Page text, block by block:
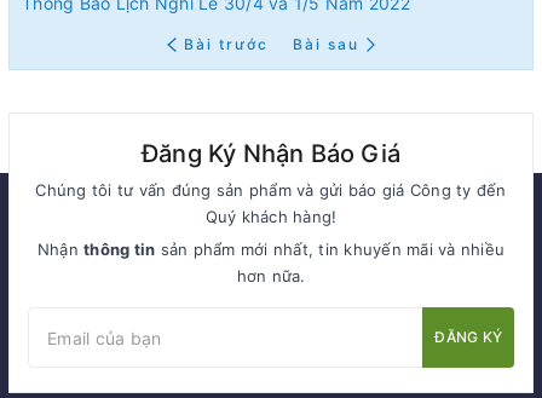
Bài trước Bài sau
Đăng Ký Nhận Báo Giá
Chúng tôi tư vấn đúng sản phẩm và gửi báo giá Công ty đến
Quý khách hàng!
Nhậnthông tin sản phẩm mới nhất, tin khuyến mãi và nhiều
hơn nữa.
ĐĂNG KÝ